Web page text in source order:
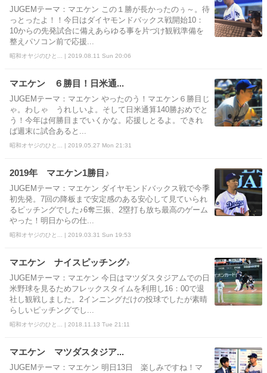
JUGEMテーマ：マエケン この１勝が長かったのぅ～。待
っとったよ！！今日はダイヤモンドバックス戦開始10：
10からの先発試合に備えあらゆる事を片づけ観戦準備を
整えパソコン前で応援...
昭和オヤジのひと... | 2019.08.11 Sun 20:06
マエケン ６勝目！日米通...
JUGEMテーマ：マエケン やったのう！マエケン６勝目じ
ゃ。わしゃ うれしいよ。そして日米通算140勝おめでと
う！今年は何勝目までいくかな。応援しとるよ。できれ
ば週末に試合あると...
昭和オヤジのひと... | 2019.05.27 Mon 21:31
2019年 マエケン1勝目♪
JUGEMテーマ：マエケン ダイヤモンドバックス戦で今季
初先発。7回の降板まで安定感のある安心して見ていられ
るピッチングでした♪6奪三振、2塁打も放ち最高のゲーム
やった！明日からの仕...
昭和オヤジのひと... | 2019.03.31 Sun 19:53
マエケン ナイスピッチング♪
JUGEMテーマ：マエケン 今日はマツダスタジアムでの日
米野球を見るためフレックスタイムを利用し16：00で退
社し観戦しました。2インニングだけの投球でしたが素晴
らしいピッチングでし...
昭和オヤジのひと... | 2018.11.13 Tue 21:11
マエケン マツダスタジア...
JUGEMテーマ：マエケン 明日13日 楽しみですね！マ